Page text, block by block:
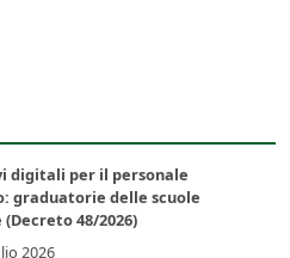
digitali per il personale
graduatorie delle scuole
48/2026)
2026